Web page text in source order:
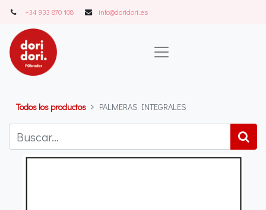
+34 933 870 108 info@doridori..es
Todos los productos PALMERAS INTEGRALES